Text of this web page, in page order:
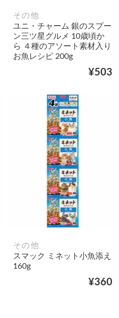
その他
ユニ・チャーム 銀のスプー
ン三ツ星グルメ 10歳頃か
ら ４種のアソート素材入り
お魚レシピ 200g
¥503
その他
スマック ミネット小魚添え
160g
¥360